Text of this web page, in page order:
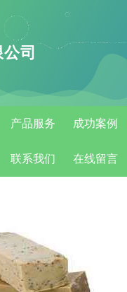
司
产品服务 成功案例
联系我们 在线留言